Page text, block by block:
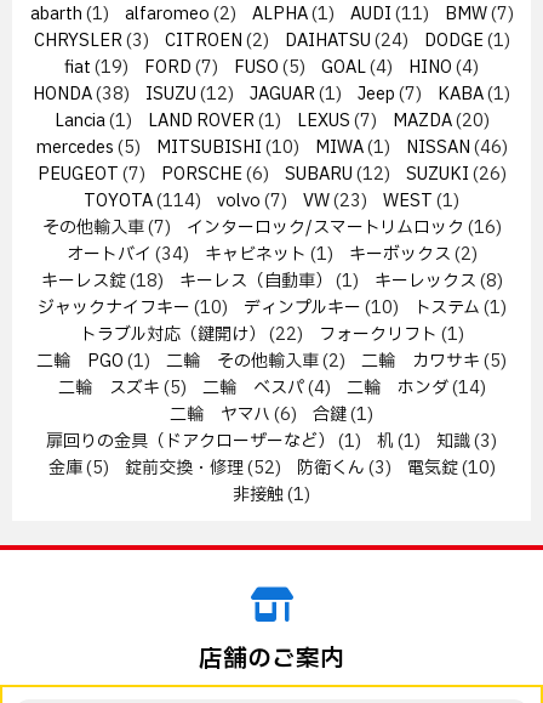
abarth(1) alfaromeo(2) ALPHA(1) AUDI(11) BMW(7)
CHRYSLER(3) CITROEN(2) DAIHATSU(24) DODGE(1)
fiat(19) FORD(7) FUSO(5) GOAL(4) HINO(4)
HONDA(38) ISUZU(12) JAGUAR(1) Jeep(7) KABA(1)
Lancia(1) LAND ROVER(1) LEXUS(7) MAZDA(20)
mercedes(5) MITSUBISHI(10) MIWA(1) NISSAN(46)
PEUGEOT(7) PORSCHE(6) SUBARU(12) SUZUKI(26)
TOYOTA(114) volvo(7) VW(23) WEST(1)
その他輸入車(7) インターロック/スマートリムロック (16)
オートバイ (34) キャビネット (1) キーボックス(2)
キーレス錠(18) キーレス（自動車） (1) キーレックス(8)
ジャックナイフキー(10) ディンプルキー(10) トステム(1)
トラブル対応（鍵開け） (22) フォークリフト (1)
二輪 PGO(1) 二輪 その他輸入車(2) 二輪 カワサキ(5)
二輪 スズキ(5) 二輪 ベスパ(4) 二輪 ホンダ(14)
二輪 ヤマハ(6) 合鍵(1)
扉回りの金具（ドアクローザーなど） (1) 机(1) 知識(3)
金庫(5) 錠前交換・修理(52) 防衛くん(3) 電気錠(10)
非接触(1)
店舗のご案内